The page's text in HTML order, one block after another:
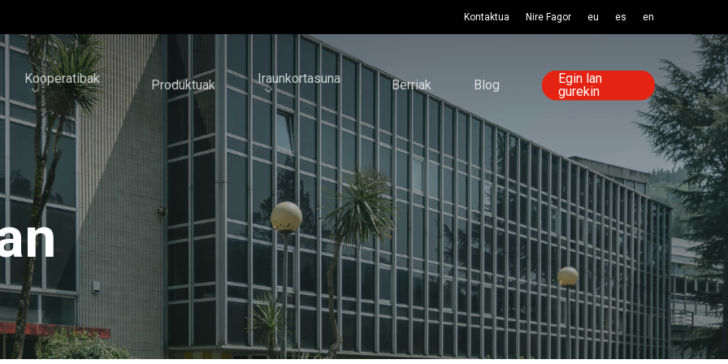
Kontaktua Nire Fagor eu es en
Kooperatibak Produktuak Iraunkortasuna Berriak Blog
Egin lan
gurekin